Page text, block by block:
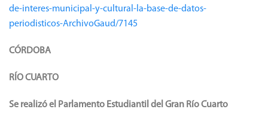
de-interes-municipal-y-cultural-la-base-de-datos-
periodisticos-ArchivoGaud/7145
CÓRDOBA
RÍO CUARTO
Se realizó el Parlamento Estudiantil del Gran Río Cuarto